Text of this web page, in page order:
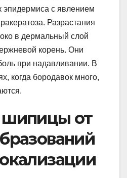
эпидермиса с явлением
Разрастания
в дермальный слой
корень. Они
при надавливании. В
когда бородавок много,
шипицы от